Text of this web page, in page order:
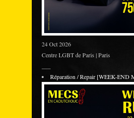
24 Oct 2026
Centre LGBT de Paris | Paris
Réparation / Repair [WEEK-END